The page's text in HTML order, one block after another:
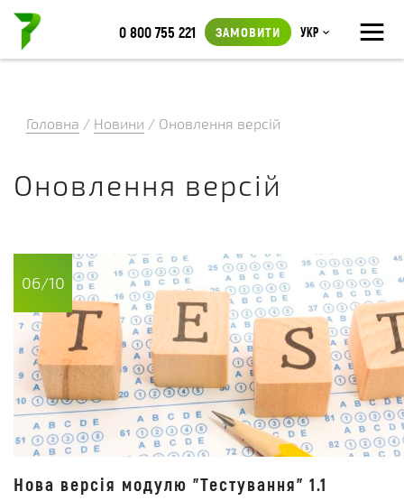
≡
0 800 755 221 ЗАМОВИТИ Укр
Головна / Новини / Оновлення версій
Оновлення версій
06/10
Нова версія модулю "Тестування" 1.1